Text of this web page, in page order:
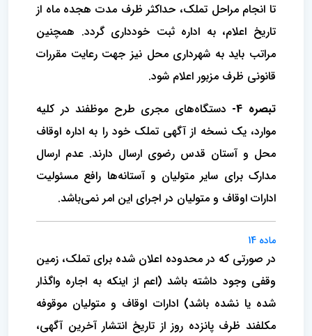
تا انجام مراحل تملک، حداکثر ظرف مدت هجده ماه از
تاریخ اعلام، به اداره ثبت خودداری گردد. همچنین
مراتب باید به شهرداری محل نیز جهت رعایت مقررات
قانونی ظرف مزبور اعلام شود.
تبصره 4-
دستگاه‌های مجری طرح موظفند در کلیه
موارد، یک نسخه از آگهی تملک خود را به اداره اوقاف
محل و آستان قدس رضوی ارسال دارند. عدم ارسال
مدارک برای سایر متولیان و آستانه‌ها رافع مسئولیت
ادارات اوقاف و متولیان در اجرای این امر نمی‌باشد.
ماده 14
در صورتی که در محدوده اعلان شده برای تملک، زمین
وقفی وجود داشته باشد (اعم از اینکه به اجاره واگذار
شده یا نشده باشد) ادارات اوقاف و متولیان موقوفه
مکلفند ظرف پانزده روز از تاریخ انتشار آخرین آگهی،